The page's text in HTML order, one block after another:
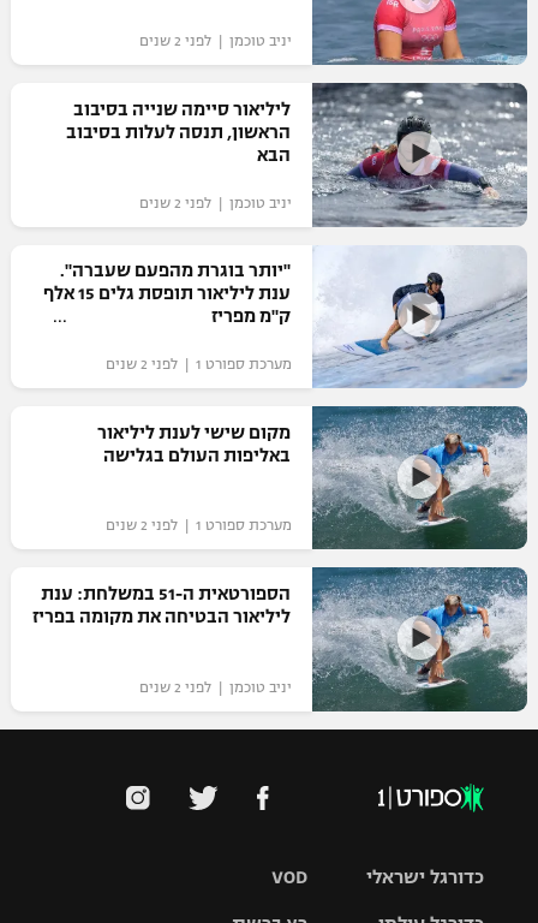
תקנון משתתפים וזוכים בפרסים
תקנון עבור פעילות אלקטרה
תקנון עבור פעילות ספורט 1 – "מרלן"
טניס
גיימינג E-Sports
תנאי שימוש
מדיניות פרטיות
תקנון פעילות ספורט 1
רשיון להקרנה פומבית לבית עסק
הצטרפות לחבילת הערוצים
לוח דרושים – ג'ובנט
תגיות
המגזין
כדורמים
פוטבול אמריקאי NFL
בייסבול MLB
ספורט אתגרי ואקסטרים
אומנויות לחימה
גיימינג E-Sports
יניב טוכמן | לפני 2 שנים
ליליאור סיימה שנייה בסיבוב
הראשון, תנסה לעלות בסיבוב
הבא
יניב טוכמן | לפני 2 שנים
"יותר בוגרת מהפעם שעברה".
ענת ליליאור תופסת גלים 15 אלף
ק"מ מפריז
מערכת ספורט 1 | לפני 2 שנים
מקום שישי לענת ליליאור
באליפות העולם בגלישה
מערכת ספורט 1 | לפני 2 שנים
הספורטאית ה-51 במשלחת: ענת
ליליאור הבטיחה את מקומה בפריז
יניב טוכמן | לפני 2 שנים
VOD כדורגל ישראלי